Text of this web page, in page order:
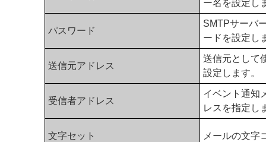
ー名を設定し
パスワード
SMTPサーバ
ードを設定し
送信元アドレス
送信元として
設定します。
受信者アドレス
イベント通知
レスを指定し
文字セット メールの文字